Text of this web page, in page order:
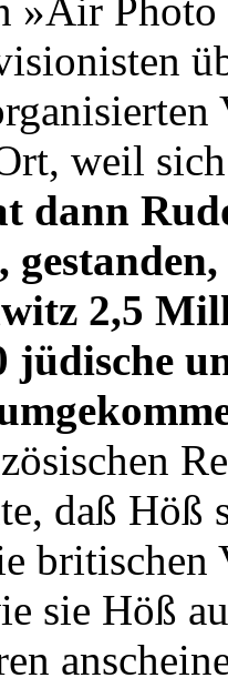
»Air
weil
dann
2,5
jüdische
daß Höß
britischen
sie Höß